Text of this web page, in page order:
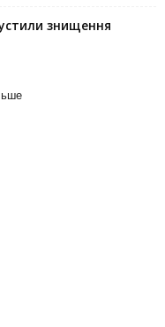
знищення